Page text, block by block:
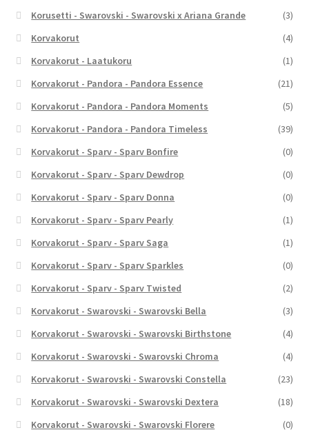
Korusetti - Swarovski - Swarovski x Ariana Grande
(3)
Korvakorut
(4)
Korvakorut - Laatukoru
(1)
Korvakorut - Pandora - Pandora Essence
(21)
Korvakorut - Pandora - Pandora Moments
(5)
Korvakorut - Pandora - Pandora Timeless
(39)
Korvakorut - Sparv - Sparv Bonfire
(0)
Korvakorut - Sparv - Sparv Dewdrop
(0)
Korvakorut - Sparv - Sparv Donna
(0)
Korvakorut - Sparv - Sparv Pearly
(1)
Korvakorut - Sparv - Sparv Saga
(1)
Korvakorut - Sparv - Sparv Sparkles
(0)
Korvakorut - Sparv - Sparv Twisted
(2)
Korvakorut - Swarovski - Swarovski Bella
(3)
Korvakorut - Swarovski - Swarovski Birthstone
(4)
Korvakorut - Swarovski - Swarovski Chroma
(4)
Korvakorut - Swarovski - Swarovski Constella
(23)
Korvakorut - Swarovski - Swarovski Dextera
(18)
Korvakorut - Swarovski - Swarovski Florere
(0)